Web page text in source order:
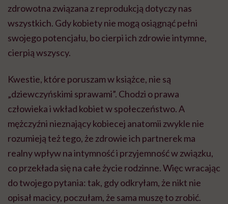
zdrowotna związana z reprodukcją dotyczy nas
wszystkich. Gdy kobiety nie mogą osiągnąć pełni
swojego potencjału, bo cierpi ich zdrowie intymne,
cierpią wszyscy.
Kwestie, które poruszam w książce, nie są
„dziewczyńskimi sprawami”. Chodzi o prawa
człowieka i wkład kobiet w społeczeństwo. A
mężczyźni nieznający kobiecej anatomii zwykle nie
rozumieją też tego, że zdrowie ich partnerek ma
realny wpływ na intymność i przyjemność w związku,
co przekłada się na całe życie rodzinne. Więc wracając
do twojego pytania: tak, gdy odkryłam, że nikt nie
opisał macicy, poczułam, że sama muszę to zrobić.